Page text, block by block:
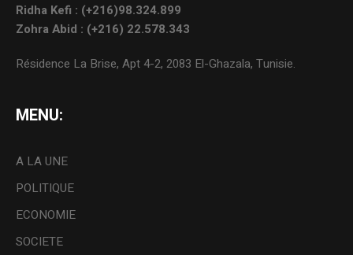
Ridha Kefi : (+216)98.324.899
Zohra Abid : (+216) 22.578.343
Résidence La Brise, Apt 4-2, 2083 El-Ghazala, Tunisie.
MENU:
A LA UNE
POLITIQUE
ECONOMIE
SOCIETE